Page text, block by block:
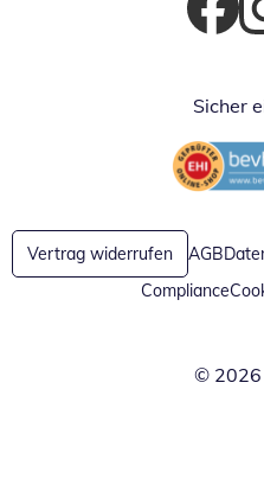
Öffnet
Sicher
Öffnet in
Vertrag widerrufen AGB
Compliance
© 2026